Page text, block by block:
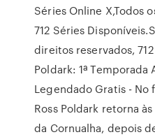
Séries Online X,Todos
712 Séries
direitos reservados,
Poldark: 1ª Temporada
Legendado Gratis - No
Ross Poldark retorna
da Cornualha, depois